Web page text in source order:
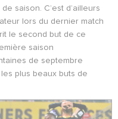
saison. C’est d’ailleurs
lors du dernier match
le second but de ce
saison
de septembre
plus beaux buts de